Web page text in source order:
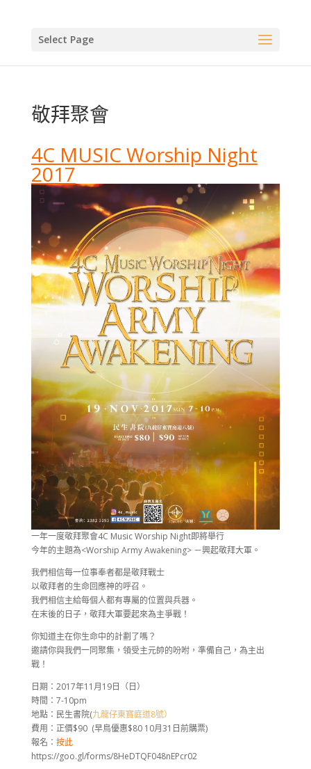
Select Page
敬拜聚會
4C MUSIC Worship Night
2017
一年一度敬拜聚會4C Music Worship Night即將舉行
今年的主題為<Worship Army Awakening> －興起敬拜大軍。
我們相信每一位事奉者都是敬拜戰士
以敬拜者的生命回應神的呼召。
我們相信主給每個人都有專屬的位置與兵器。
在末後的日子，敬拜大軍要起來為主爭戰！
你知道主在你生命中的計劃了嗎？
邀請你與我們一同聚集，領受主元帥的吩咐，準備自己，為主出
戰！
日期：2017年11月19日（日）
時間：7-10pm
地點：民生書院(九龍仔東寶庭道8號）
費用：正價$90 (早鳥優惠$80 10月31日前購票)
報名： 按此
https://goo.gl/forms/8HeDTQF048nEPcr02